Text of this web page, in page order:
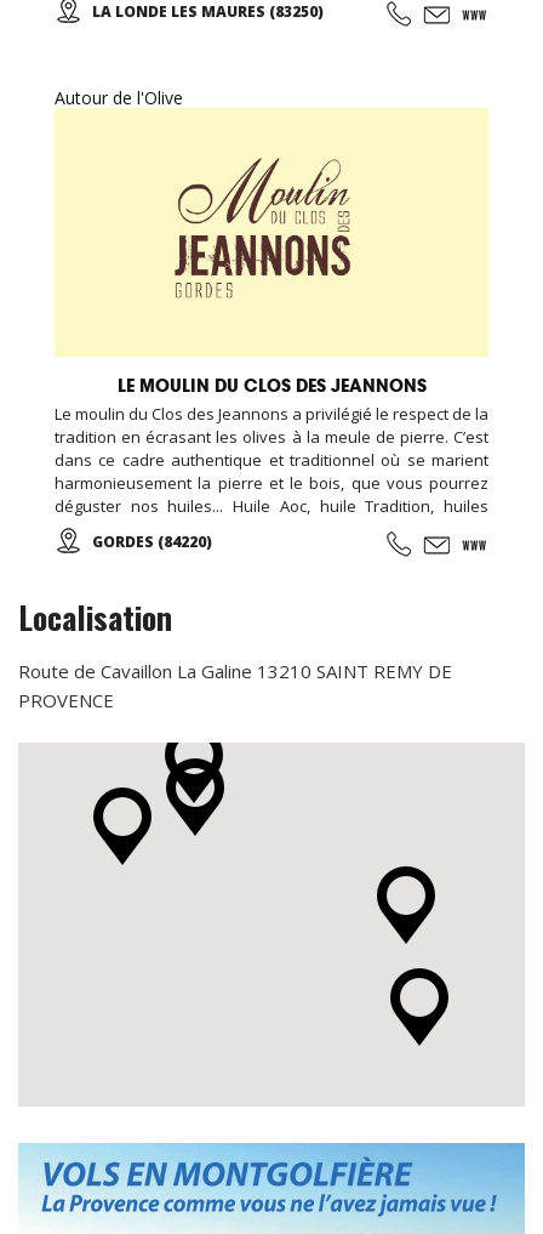
belles balades en perspectives! Des vins rouges, rosés et
LA LONDE LES MAURES (83250)
Autour de l'Olive
LE MOULIN DU CLOS DES JEANNONS
Le moulin du Clos des Jeannons a privilégié le respect de la
tradition en écrasant les olives à la meule de pierre. C’est
dans ce cadre authentique et traditionnel où se marient
harmonieusement la pierre et le bois, que vous pourrez
déguster nos huiles... Huile Aoc, huile Tradition, huiles
aromatisées, olives, tapenades et artisanat de qualité.
GORDES (84220)
Localisation
Route de Cavaillon La Galine 13210 SAINT REMY DE
PROVENCE